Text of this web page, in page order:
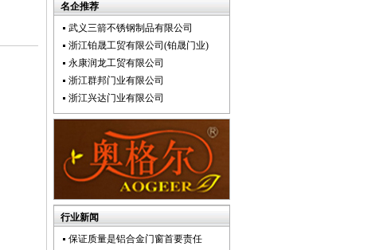
名企推荐
武义三箭不锈钢制品有限公司
浙江铂晟工贸有限公司(铂晟门业)
永康润龙工贸有限公司
浙江群邦门业有限公司
浙江兴达门业有限公司
行业新闻
保证质量是铝合金门窗首要责任